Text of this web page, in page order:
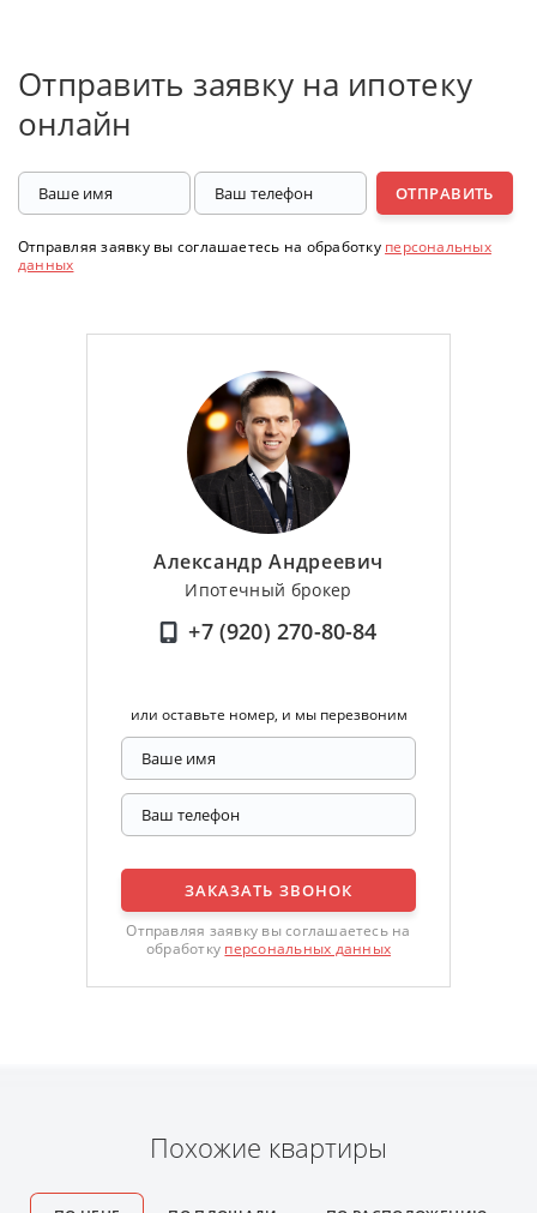
Отправить заявку на ипотеку
онлайн
ОТПРАВИТЬ
Отправляя заявку вы соглашаетесь на обработку персональных
данных
Александр Андреевич
Ипотечный брокер
+7 (920) 270-80-84
или оставьте номер, и мы перезвоним
ЗАКАЗАТЬ ЗВОНОК
Отправляя заявку вы соглашаетесь на
обработку персональных данных
Похожие квартиры